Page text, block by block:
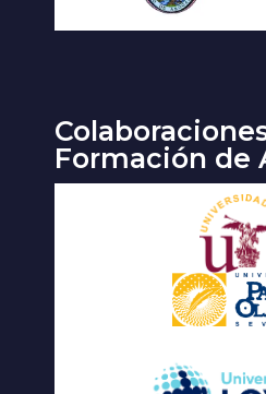
Formación de